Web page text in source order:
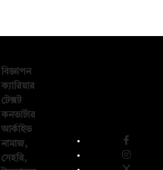
বিজ্ঞাপন
ক্যারিয়ার
টেক্সট
কনভার্টার
আর্কাইভ
নামাজ,
সেহরি,